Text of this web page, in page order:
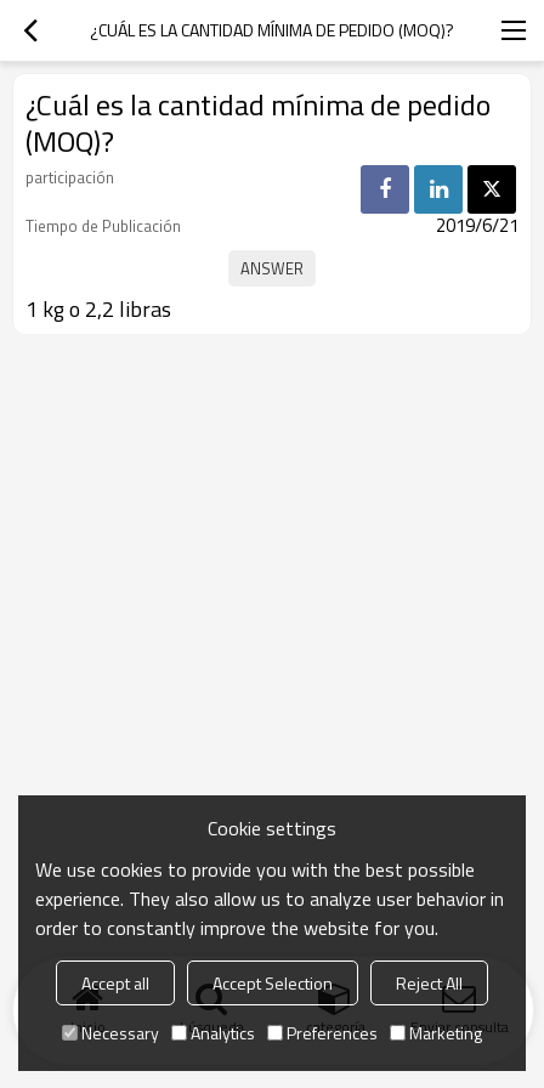
¿CUÁL ES LA CANTIDAD MÍNIMA DE PEDIDO (MOQ)?
¿Cuál es la cantidad mínima de pedido
(MOQ)?
participación
Tiempo de Publicación
2019/6/21
1 kg o 2,2 libras
Inicio búsqueda categoría Enviar consulta
Cookie settings
We use cookies to provide you with the best possible
experience. They also allow us to analyze user behavior in
order to constantly improve the website for you.
Accept all Accept Selection
Reject All
Necessary
Analytics Preferences Marketing